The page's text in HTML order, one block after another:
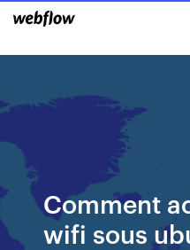
Comment
wifi sous